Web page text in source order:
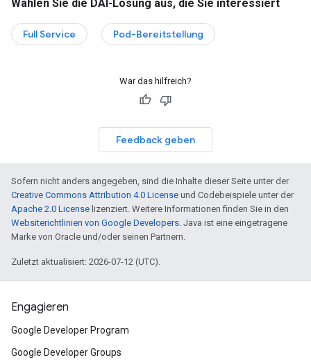
Wählen Sie die DAI-Lösung aus, die Sie interessiert
Full Service Pod-Bereitstellung
War das hilfreich?
Feedback geben
Sofern nicht anders angegeben, sind die Inhalte dieser Seite unter der
Creative Commons Attribution 4.0 License und Codebeispiele unter der
Apache 2.0 License lizenziert. Weitere Informationen finden Sie in den
Websiterichtlinien von Google Developers. Java ist eine eingetragene
Marke von Oracle und/oder seinen Partnern.
Zuletzt aktualisiert: 2026-07-12 (UTC).
Engagieren
Google Developer Program
Google Developer Groups